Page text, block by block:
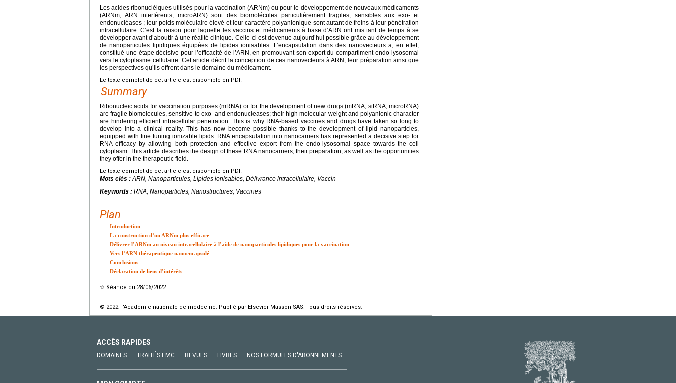
Les acides ribonucléiques utilisés pour la vaccination (ARNm) ou pour le développement de nouveaux médicaments
(ARNm, ARN interférents, microARN) sont des biomolécules particulièrement fragiles, sensibles aux exo- et
endonucléases ; leur poids moléculaire élevé et leur caractère polyanionique sont autant de freins à leur pénétration
intracellulaire. C’est la raison pour laquelle les vaccins et médicaments à base d’ARN ont mis tant de temps à se
développer avant d’aboutir à une réalité clinique. Celle-ci est devenue aujourd’hui possible grâce au développement
de nanoparticules lipidiques équipées de lipides ionisables. L’encapsulation dans des nanovecteurs a, en effet,
constitué une étape décisive pour l’efficacité de l’ARN, en promouvant son export du compartiment endo-lysosomal
vers le cytoplasme cellulaire. Cet article décrit la conception de ces nanovecteurs à ARN, leur préparation ainsi que
les perspectives qu’ils offrent dans le domaine du médicament.
Le texte complet de cet article est disponible en PDF.
Summary
Ribonucleic acids for vaccination purposes (mRNA) or for the development of new drugs (mRNA, siRNA, microRNA)
are fragile biomolecules, sensitive to exo- and endonucleases; their high molecular weight and polyanionic character
are hindering efficient intracellular penetration. This is why RNA-based vaccines and drugs have taken so long to
develop into a clinical reality. This has now become possible thanks to the development of lipid nanoparticles,
equipped with fine tuning ionizable lipids. RNA encapsulation into nanocarriers has represented a decisive step for
RNA efficacy by allowing both protection and effective export from the endo-lysosomal space towards the cell
cytoplasm. This article describes the design of these RNA nanocarriers, their preparation, as well as the opportunities
they offer in the therapeutic field.
Le texte complet de cet article est disponible en PDF.
Mots clés : ARN, Nanoparticules, Lipides ionisables, Délivrance intracellulaire, Vaccin
Keywords : RNA, Nanoparticles, Nanostructures, Vaccines
Plan
Introduction
La construction d’un ARNm plus efficace
Délivrer l’ARNm au niveau intracellulaire à l’aide de nanoparticules lipidiques pour la vaccination
Vers l’ARN thérapeutique nanoencapsulé
Conclusions
Déclaration de liens d’intérêts
☆ Séance du 28/06/2022.
© 2022 l'Académie nationale de médecine. Publié par Elsevier Masson SAS. Tous droits réservés.
ACCÈS RAPIDES
DOMAINES TRAITÉS EMC REVUES LIVRES NOS FORMULES D'ABONNEMENTS